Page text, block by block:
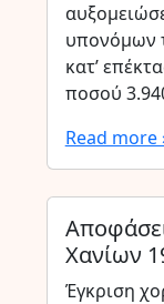
υπονόμων
κατ’
ποσού
Read more
Χανίων
Έγκριση